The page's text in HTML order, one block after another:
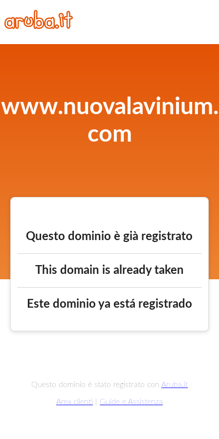
www.nuovalavinium.
com
Questo dominio è già registrato
This domain is already taken
Este dominio ya está registrado
Questo dominio è stato registrato con Aruba.it
Area clienti Guide e Assistenza